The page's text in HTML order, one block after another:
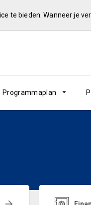
te bieden. Wanneer je
Programmaplan